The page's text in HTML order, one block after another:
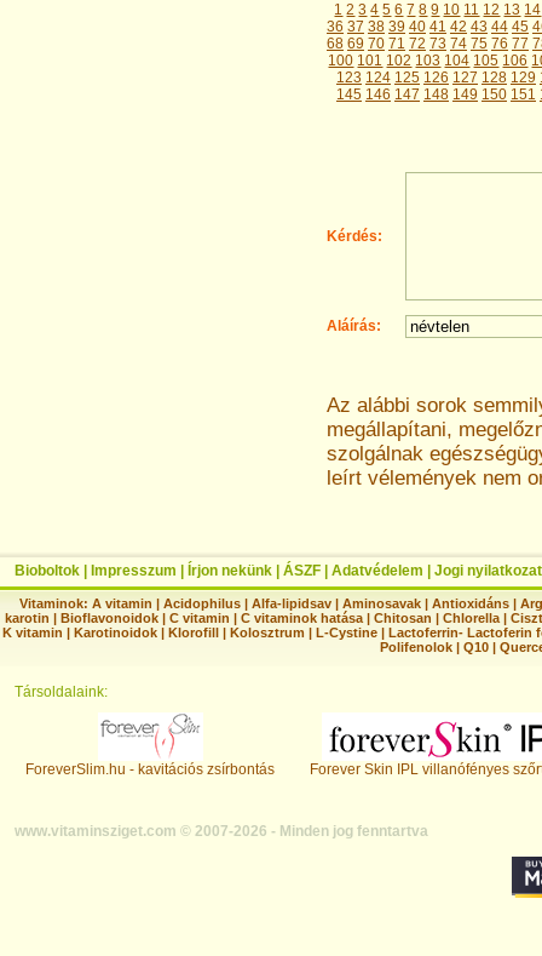
1 2 3 4 5 6 7 8 9 10 11 12 13 14
36 37 38 39 40 41 42 43 44 45
68 69 70 71 72 73 74 75 76 77
100 101 102 103 104 105 106
123 124 125 126 127 128 129
145 146 147 148 149 150 151
Kérdés:
Aláírás:
Az alábbi sorok
megállapítani,
szolgálnak
leírt vélemények nem
Bioboltok Impresszum Írjon nekünk ÁSZF Adatvédelem Jogi nyilatkozat
Vitaminok: A vitamin |Acidophilus |Alfa-lipidsav |Aminosavak |Antioxidáns |
karotin | Bioflavonoidok | C vitamin | C vitaminok hatása | Chitosan | Chlorella |
K vitamin | Karotinoidok | Klorofill | Kolosztrum | L-Cystine | Lactoferrin- Lactoferin
Polifenolok |Q10 |
Társoldalaink:
ForeverSlim.hu - kavitációs zsírbontás Forever Skin IPL villanófényes
www.vitaminsziget.com © 2007-2026 - Minden jog fenntartva